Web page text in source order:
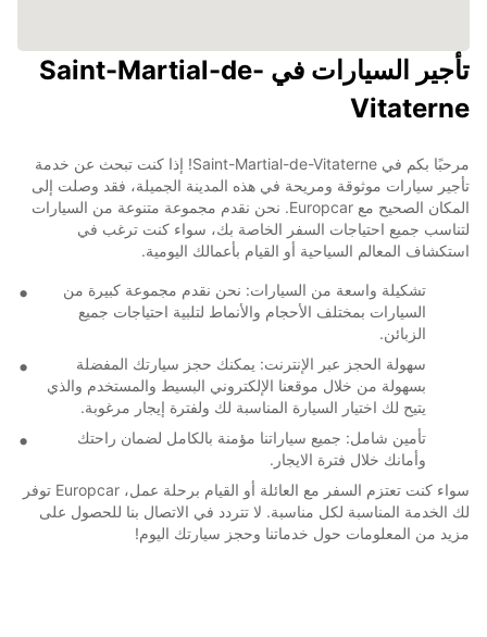
تأجير السيارات في Saint-Martial-de-
Vitaterne
مرحبًا بكم في Saint-Martial-de-Vitaterne! إذا كنت تبحث عن خدمة
تأجير سيارات موثوقة ومريحة في هذه المدينة الجميلة، فقد وصلت إلى
المكان الصحيح مع Europcar. نحن نقدم مجموعة متنوعة من السيارات
لتناسب جميع احتياجات السفر الخاصة بك، سواء كنت ترغب في
استكشاف المعالم السياحية أو القيام بأعمالك اليومية.
تشكيلة واسعة من السيارات: نحن نقدم مجموعة كبيرة من
السيارات بمختلف الأحجام والأنماط لتلبية احتياجات جميع
الزبائن.
سهولة الحجز عبر الإنترنت: يمكنك حجز سيارتك المفضلة
بسهولة من خلال موقعنا الإلكتروني البسيط والمستخدم والذي
يتيح لك اختيار السيارة المناسبة لك ولفترة إيجار مرغوبة.
تأمين شامل: جميع سياراتنا مؤمنة بالكامل لضمان راحتك
وأمانك خلال فترة الايجار.
سواء كنت تعتزم السفر مع العائلة أو القيام برحلة عمل، Europcar توفر
لك الخدمة المناسبة لكل مناسبة. لا تتردد في الاتصال بنا للحصول على
مزيد من المعلومات حول خدماتنا وحجز سيارتك اليوم!